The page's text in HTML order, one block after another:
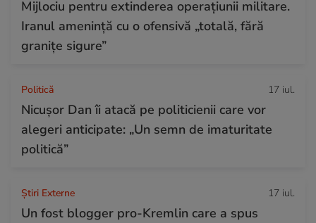
Mijlociu pentru extinderea operațiunii militare.
Iranul amenință cu o ofensivă „totală, fără
granițe sigure”
Politică 17 iul.
Nicușor Dan îi atacă pe politicienii care vor
alegeri anticipate: „Un semn de imaturitate
politică”
Știri Externe 17 iul.
Un fost blogger pro-Kremlin care a spus